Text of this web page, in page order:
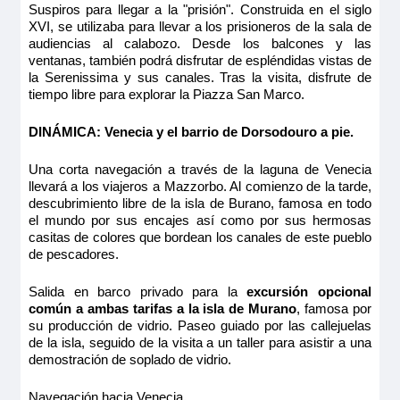
MS Michelangelo
SUITE CAT B
914€723€
Último camarote
Reservar
Suite amplia y cómoda con dos camas individuales, baño
televisión, caja fuerte y radio. Situada en el puente principal
Categoría
4 anclas
MS Michelangelo
PUENTE PRINCIPAL 2 CAMAS SEPARABLES
SUITE CAT B
2
Categoría
4 anclas
MS Michelangelo
Camarote amplio y cómodo con cama grande separable,
baño (lavabo, ducha y aseo privados, toallas incluidas),
secador, televisión, caja fuerte y radio. Situado en el puente
principal con ventanas, ofrece una vista panorámica del
paisaje.
11.00m2
2
Categoría
4 anclas
PUENTE PRINCIPAL 2 CAMAS SEPARABLES
SUITE CAT B
914€ 723€
Reservar
Suite amplia y cómoda con dos camas individuales, baño
(lavabo, ducha y aseo privados, toallas incluidas), secador,
televisión, caja fuerte y radio. Situada en el puente principal
Tamaño
18.00m2
Ocupación máxima
2
MS Michelangelo
PUENTE PRINCIPAL 2 CAMAS SEPARABLES
830€ 639€
Camarote amplio y cómodo con cama grande separable,
baño (lavabo, ducha y aseo privados, toallas incluidas),
secador, televisión, caja fuerte y radio. Situado en el puente
principal con ventanas, ofrece una vista panorámica del
paisaje.
MS Michelangelo
PUENTE PRINCIPAL 2 CAMAS SEPARABLES
CAT B
789€598€
Reservar
Camarote amplio y cómodo con cama grande separable,
baño (lavabo, ducha y aseo privados, toallas incluidas),
secador, televisión, caja fuerte y radio. Situado en el puente
paisaje.
Tamaño
11.00m2
Ocupación máxima
2
Categoría
Ocupación máxima
2
Categoría
4 anclas
Suspiros para llegar a la "prisión". Construida en el siglo
XVI, se utilizaba para llevar a los prisioneros de la sala de
audiencias al calabozo. Desde los balcones y las
ventanas, también podrá disfrutar de espléndidas vistas de
la Serenissima y sus canales. Tras la visita, disfrute de
tiempo libre para explorar la Piazza San Marco.
DINÁMICA: Venecia y el barrio de Dorsodouro a pie.
Una corta navegación a través de la laguna de Venecia
llevará a los viajeros a Mazzorbo. Al comienzo de la tarde,
descubrimiento libre de la isla de Burano, famosa en todo
el mundo por sus encajes así como por sus hermosas
casitas de colores que bordean los canales de este pueblo
de pescadores.
Salida en barco privado para laexcursión opcional
común a ambas tarifas a la isla de Murano, famosa por
su producción de vidrio. Paseo guiado por las callejuelas
de la isla, seguido de la visita a un taller para asistir a una
demostración de soplado de vidrio.
Navegación hacia Venecia.